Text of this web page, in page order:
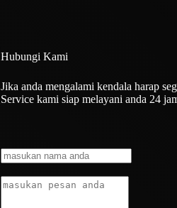
Hubungi Kami
Jika anda mengalami kendala harap
Service kami siap melayani anda 24